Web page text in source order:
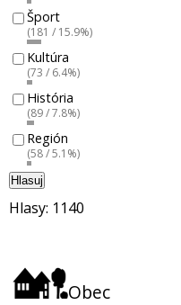
Šport
(181 / 15.9%)
Kultúra
(73 / 6.4%)
História
(89 / 7.8%)
Región
(58 / 5.1%)
Hlasuj
Hlasy: 1140
Obec